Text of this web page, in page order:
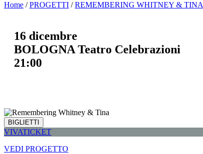
Home / PROGETTI / REMEMBERING WHITNEY & TINA
16 dicembre
BOLOGNA Teatro Celebrazioni
21:00
BIGLIETTI
VIVATICKET
VEDI PROGETTO